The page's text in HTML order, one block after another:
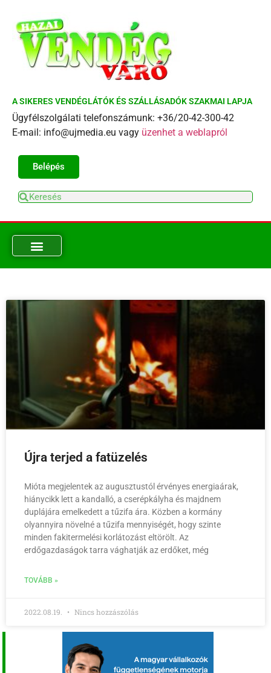
A SIKERES VENDÉGLÁTÓK ÉS SZÁLLÁSADÓK SZAKMAI LAPJA
Ügyfélszolgálati telefonszámunk: +36/20-42-300-42
E-mail: info@ujmedia.eu vagy üzenhet a weblapról
Belépés
Újra terjed a fatüzelés
Mióta megjelentek az augusztustól érvényes energiaárak,
hiánycikk lett a kandalló, a cserépkályha és majdnem
duplájára emelkedett a tűzifa ára. Közben a kormány
olyannyira növelné a tűzifa mennyiségét, hogy szinte
minden fakitermelési korlátozást eltörölt. Az
erdőgazdaságok tarra vághatják az erdőket, még
TOVÁBB »
2022.08.19. Nincs hozzászólás